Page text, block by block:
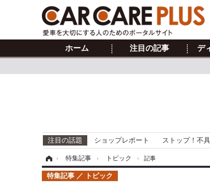
ホーム 注目の記事 デ
注目の話題 ショップレポート ストップ！不
› 特集記事 › トピック › 記事
特集記事 トピック